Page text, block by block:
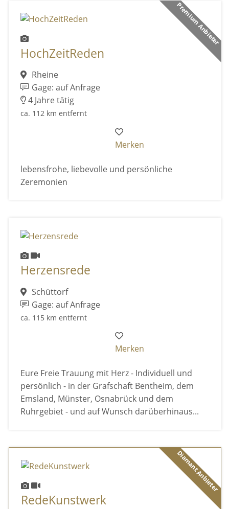
Premium Anbieter
HochZeitReden
Rheine
Gage: auf Anfrage
4 Jahre tätig
ca. 112 km entfernt
Merken
lebensfrohe, liebevolle und persönliche
Zeremonien
Herzensrede
Schüttorf
Gage: auf Anfrage
ca. 115 km entfernt
Merken
Eure Freie Trauung mit Herz - Individuell und
persönlich - in der Grafschaft Bentheim, dem
Emsland, Münster, Osnabrück und dem
Ruhrgebiet - und auf Wunsch darüberhinaus...
Diamant Anbieter
RedeKunstwerk